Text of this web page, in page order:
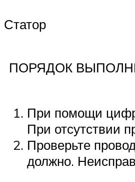
Статор
ПОРЯДОК
При помощи
При отсутствии
Проверьте
должно.